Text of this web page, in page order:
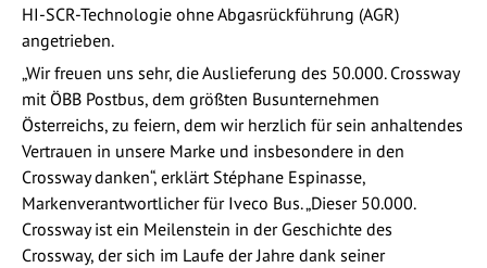
HI-SCR-Technologie ohne Abgasrückführung (AGR)
angetrieben.
„Wir freuen uns sehr, die Auslieferung des 50.000. Crossway
mit ÖBB Postbus, dem größten Busunternehmen
Österreichs, zu feiern, dem wir herzlich für sein anhaltendes
Vertrauen in unsere Marke und insbesondere in den
Crossway danken“, erklärt Stéphane Espinasse,
Markenverantwortlicher für Iveco Bus. „Dieser 50.000.
Crossway ist ein Meilenstein in der Geschichte des
Crossway, der sich im Laufe der Jahre dank seiner